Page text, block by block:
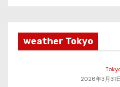
weather Tokyo
2026年3月31